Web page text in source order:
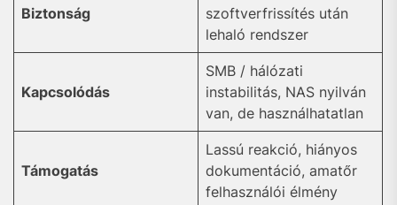
Biztonság
szoftverfrissítés után
lehaló rendszer
Kapcsolódás
SMB / hálózati
instabilitás, NAS nyilván
van, de használhatatlan
Támogatás
Lassú reakció, hiányos
dokumentáció, amatőr
felhasználói élmény